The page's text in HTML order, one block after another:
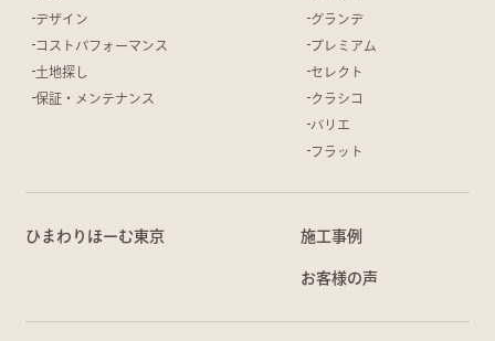
デザイン
コストパフォーマンス
土地探し
保証・メンテナンス
グランデ
プレミアム
セレクト
クラシコ
バリエ
フラット
ひまわりほーむ東京 施工事例
お客様の声